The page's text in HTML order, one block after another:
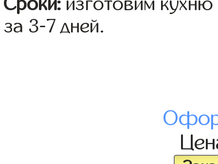
Сроки: изготовим
за 3-7 дней.